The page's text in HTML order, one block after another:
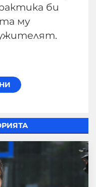
би
му